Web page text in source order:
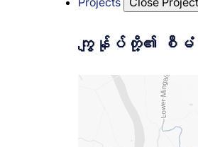
ကျွန်ုပ်တို့၏ စီမံကိန်